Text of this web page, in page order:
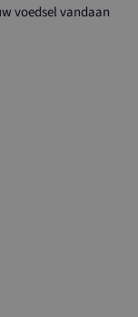
voedsel vandaan
zoals
website